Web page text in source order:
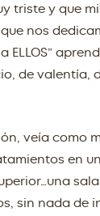
triste y que
nos
ELLOS”
de valentía,
veía como
en
sin nada de